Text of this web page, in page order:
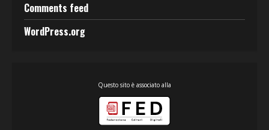
Comments feed
WordPress.org
Questo sito è associato alla